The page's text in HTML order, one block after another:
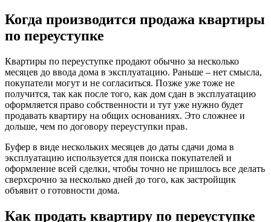
Когда производится продажа квартиры
по переуступке
Квартиры по переуступке продают обычно за несколько
месяцев до ввода дома в эксплуатацию. Раньше – нет смысла,
покупатели могут и не согласиться. Позже уже тоже не
получится, так как после того, как дом сдан в эксплуатацию
оформляется право собственности и тут уже нужно будет
продавать квартиру на общих основаниях. Это сложнее и
дольше, чем по договору переуступки прав.
Буфер в виде нескольких месяцев до даты сдачи дома в
эксплуатацию используется для поиска покупателей и
оформление всей сделки, чтобы точно не пришлось все делать
сверхсрочно за несколько дней до того, как застройщик
объявит о готовности дома.
Как продать квартиру по переуступке